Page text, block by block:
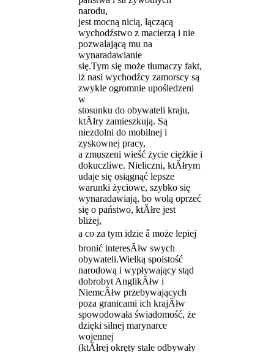
narodu,
jest mocną nicią, łączącą
wychodźstwo z macierzą i nie
pozwalającą mu na
wynaradawianie
się.Tym się może tłumaczy fakt,
iż nasi wychodźcy zamorscy są
zwykle ogromnie upośledzeni
w
stosunku do obywateli kraju,
ktĂłry zamieszkują. Są
niezdolni do mobilnej i
zyskownej pracy,
a zmuszeni wieść życie ciężkie i
dokuczliwe. Nieliczni, ktĂłrym
udaje się osiągnąć lepsze
warunki życiowe, szybko się
wynaradawiają, bo wolą oprzeć
się o państwo, ktĂłre jest
bliżej,
a co za tym idzie â może lepiej
bronić interesĂłw swych
obywateli.Wielką spoistość
narodową i wypływający stąd
dobrobyt AnglikĂłw i
NiemcĂłw przebywających
poza granicami ich krajĂłw
spowodowała świadomość, że
dzięki silnej marynarce
wojennej
(ktĂłrej okręty stale odbywały